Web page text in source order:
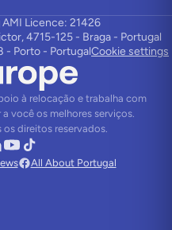
AMI Licence: 21426
4715-125 - Braga - Portugal
- Porto - PortugalCookie settings
à relocação e trabalha com
você os melhores serviços.
os direitos reservados.
All About Portugal